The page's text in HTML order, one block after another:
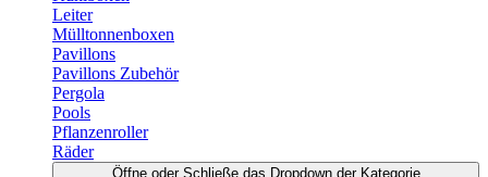
Leiter
Mülltonnenboxen
Pavillons
Pavillons Zubehör
Pergola
Pools
Pflanzenroller
Räder
Öffne oder Schließe das Dropdown der Kategorie